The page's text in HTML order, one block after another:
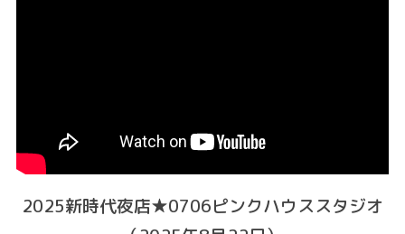
2025新時代夜店★0706ピンクハウススタジオ